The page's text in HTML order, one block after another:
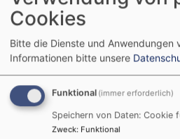
• Gebrauchte, aber noch voll
Produkte;
• Müllvermeidung,
erfolgen nach aktuellen
100% Nutzung
Stroms
Für die Gebäude der Pfarrei
Cookies
Bitte die Dienste und
Informationen bitte unsere
Funktional (immer erforderlich)
Speichern von Daten: Cookie
Zweck: Funktional